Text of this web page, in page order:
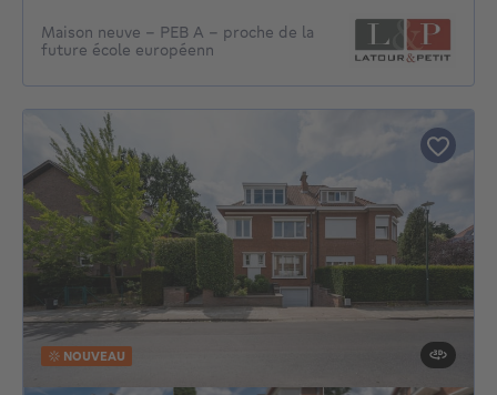
Maison neuve - PEB A - proche de la
future école européenn
NOUVEAU